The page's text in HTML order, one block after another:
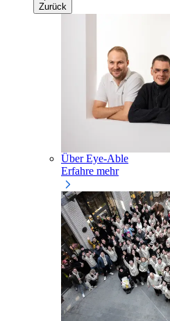
Zurück
Über Eye-Able
Erfahre mehr